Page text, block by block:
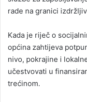
rade na granici
Kada je riječ o
općina zahtijeva
nivo, pokrajine i
učestvovati u
trećinom.